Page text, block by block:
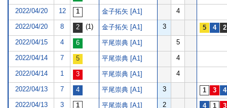
2022/04/20 12 金子拓矢 [A1] 4
2022/04/20 8 (1) 金子拓矢 [A1] 3
2022/04/15 4 平尾崇典 [A1] 5
2022/04/14 7 平尾崇典 [A1] 4
2022/04/14 1 平尾崇典 [A1] 4
2022/04/13 7 平尾崇典 [A1] 3
2022/04/13 3 平尾崇典 [A1] 2